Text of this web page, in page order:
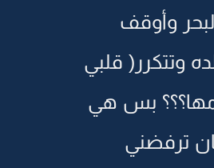
وأوقف
وتتكرر( قلبي
بس هي
ترفضني